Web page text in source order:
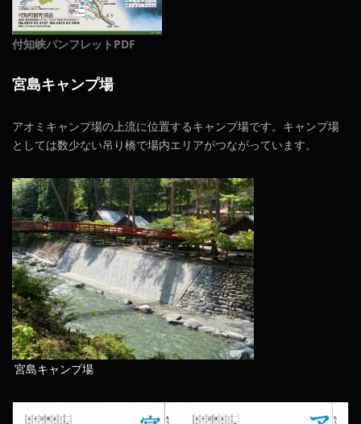
付知峡パンフレットPDF
宮島キャンプ場
アオミキャンプ場の上流に位置するキャンプ場です。キャンプ場
としては数少ない吊り橋で場内エリアがつながっています。
宮島キャンプ場